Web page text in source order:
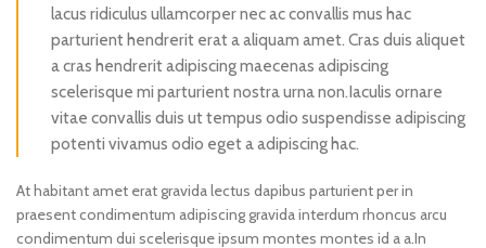
lacus ridiculus ullamcorper nec ac convallis mus hac
parturient hendrerit erat a aliquam amet. Cras duis aliquet
a cras hendrerit adipiscing maecenas adipiscing
scelerisque mi parturient nostra urna non.Iaculis ornare
vitae convallis duis ut tempus odio suspendisse adipiscing
potenti vivamus odio eget a adipiscing hac.
At habitant amet erat gravida lectus dapibus parturient per in
praesent condimentum adipiscing gravida interdum rhoncus arcu
condimentum dui scelerisque ipsum montes montes id a a.In